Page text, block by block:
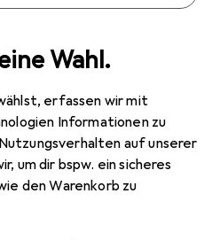
Wahl.
erfassen wir mit
Informationen zu
auf unserer
um dir bspw. ein sicheres
den Warenkorb zu
Kingston ValueRAM
ValueRAM
MHz, DDR4-RAM, DIMM
ValueRAM